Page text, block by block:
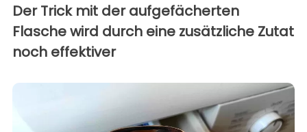
Der Trick mit der aufgefächerten
Flasche wird durch eine zusätzliche Zutat
noch effektiver